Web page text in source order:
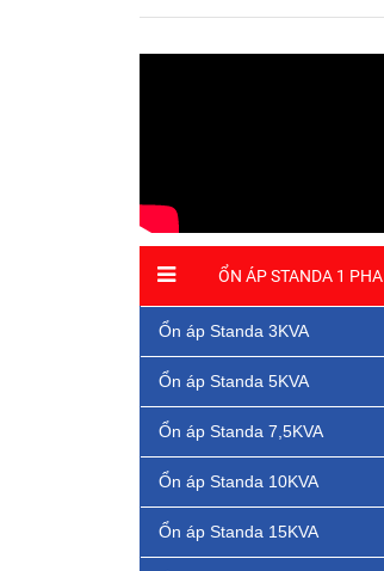
ỔN ÁP STANDA 1 PHA
Ổn áp Standa 3KVA
Ổn áp Standa 5KVA
Ổn áp Standa 7,5KVA
Ổn áp Standa 10KVA
Ổn áp Standa 15KVA